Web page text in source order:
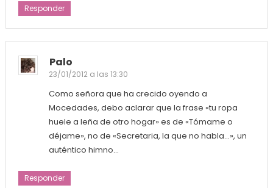
Responder
Palo
23/01/2012 a las 13:30
Como señora que ha crecido oyendo a
Mocedades, debo aclarar que la frase «tu ropa
huele a leña de otro hogar» es de «Tómame o
déjame», no de «Secretaria, la que no habla…», un
auténtico himno…
Responder